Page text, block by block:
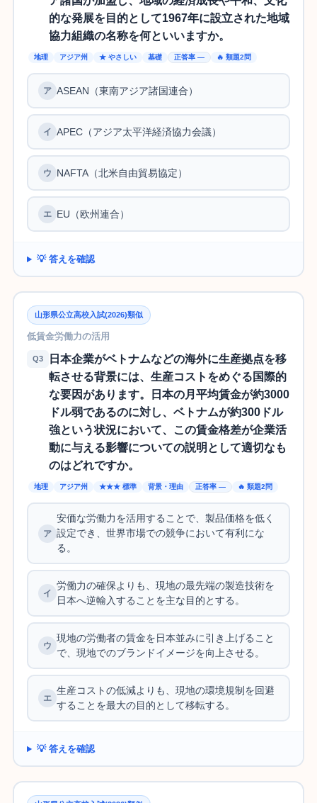
的な発展を目的として1967年に設立された地域
協力組織の名称を何といいますか。
地理 アジア州 ★ やさしい 基礎 正答率 — 🔥 類題2問
ASEAN（東南アジア諸国連合）
APEC（アジア太平洋経済協力会議）
NAFTA（北米自由貿易協定）
EU（欧州連合）
💡 答えを確認
山形県公立高校入試(2026)類似
低賃金労働力の活用
Q3
日本企業がベトナムなどの海外に生産拠点を移
転させる背景には、生産コストをめぐる国際的
な要因があります。日本の月平均賃金が約3000
ドル弱であるのに対し、ベトナムが約300ドル
強という状況において、この賃金格差が企業活
動に与える影響についての説明として適切なも
のはどれですか。
地理 アジア州 ★★★ 標準 背景・理由 正答率 — 🔥 類題2問
安価な労働力を活用することで、製品価格を低く
設定でき、世界市場での競争において有利にな
る。
労働力の確保よりも、現地の最先端の製造技術を
日本へ逆輸入することを主な目的とする。
現地の労働者の賃金を日本並みに引き上げること
で、現地でのブランドイメージを向上させる。
生産コストの低減よりも、現地の環境規制を回避
することを最大の目的として移転する。
💡 答えを確認